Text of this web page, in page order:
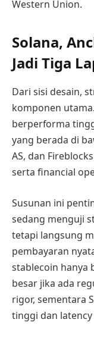
Western Union.
Solana,
Jadi Tiga
Dari sisi desain,
komponen
berperforma
yang berada di
AS, dan
serta financial
Susunan ini
sedang menguji
tetapi langsung
pembayaran
stablecoin hanya
besar jika ada
rigor, sementara
tinggi dan